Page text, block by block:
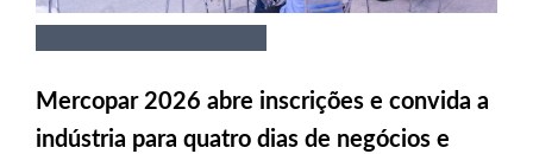
Mercopar 2026 abre inscrições e convida a
indústria para quatro dias de negócios e